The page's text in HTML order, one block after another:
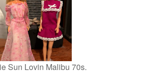
Sun Lovin Malibu 70s.